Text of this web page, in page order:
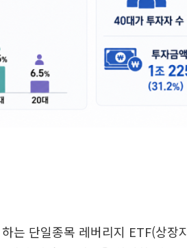
는 단일종목 레버리지 ETF(상장